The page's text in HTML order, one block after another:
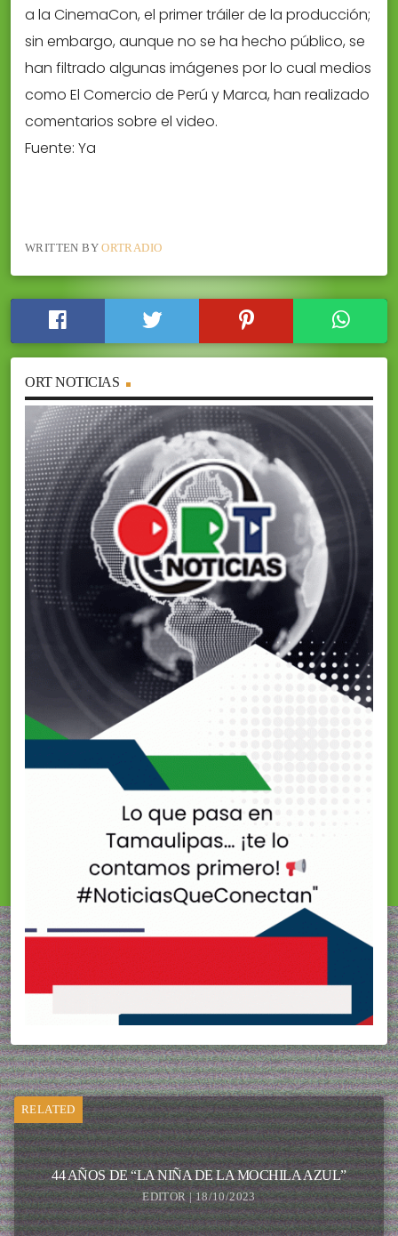
a la CinemaCon, el primer tráiler de la producción;
sin embargo, aunque no se ha hecho público, se
han filtrado algunas imágenes por lo cual medios
como El Comercio de Perú y Marca, han realizado
comentarios sobre el video.
Fuente: Ya
WRITTEN BYORTRADIO
ORT NOTICIAS
RELATED
44 AÑOS DE “LA NIÑA DE LA MOCHILA AZUL”
EDITOR | 18/10/2023